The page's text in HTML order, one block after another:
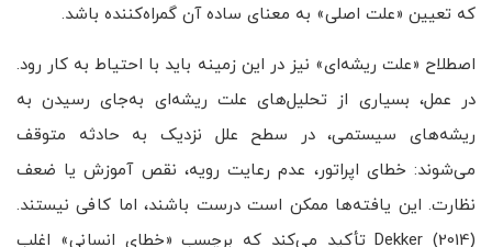
که تعیین «علت اصلی» به معنای ساده آن گمراه‌کننده باشد.
اصطلاح «علت ریشه‌ای» نیز در این زمینه باید با احتیاط به کار رود.
در عمل، بسیاری از تحلیل‌های علت ریشه‌ای به‌جای رسیدن به
ریشه‌های سیستمی، در سطح علل نزدیک به حادثه متوقف
می‌شوند: خطای اپراتور، عدم رعایت رویه، نقص آموزش یا ضعف
نظارت. این یافته‌ها ممکن است درست باشند، اما کافی نیستند.
Dekker (2014) تأکید می‌کند که برچسب «خطای انسانی» اغلب